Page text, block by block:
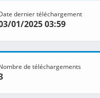
dernier téléchargement
01/2025 03:59
de téléchargements